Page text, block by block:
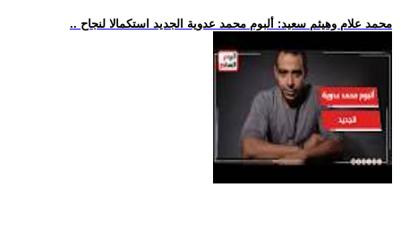
.. محمد علام وهيثم سعيد: ألبوم محمد عدوية الجديد استكمالا لنجاح